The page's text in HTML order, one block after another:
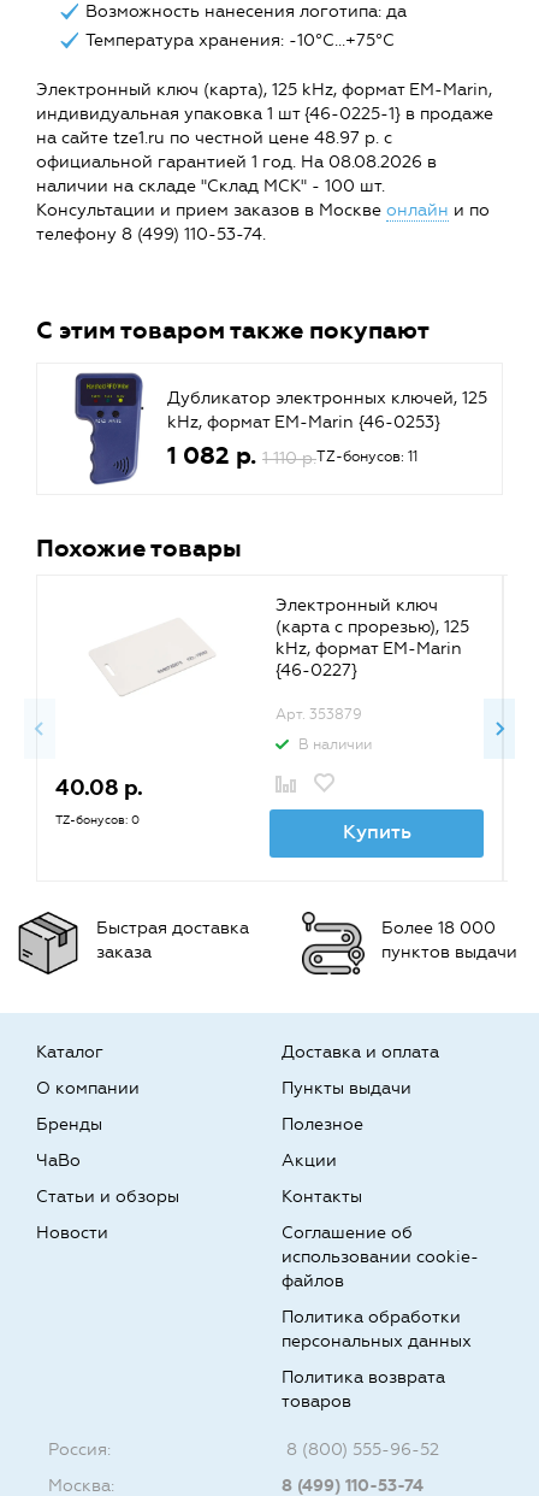
Возможность нанесения логотипа: да
Температура хранения: -10°С…+75°С
Электронный ключ (карта), 125 kHz, формат EM-Marin,
индивидуальная упаковка 1 шт {46-0225-1} в продаже
на сайте tze1.ru по честной цене 48.97 р. с
официальной гарантией 1 год. На 08.08.2026 в
наличии на складе "Склад МСК" - 100 шт.
Консультации и прием заказов в Москве онлайн и по
телефону 8 (499) 110-53-74.
С этим товаром также покупают
Дубликатор электронных ключей, 125
kHz, формат EM-Marin {46-0253}
1 082 р. 1 110 р.TZ-бонусов: 11
Похожие товары
Электронный ключ
(карта с прорезью), 125
kHz, формат EM-Marin
{46-0227}
Арт. 353879
В наличии
40.08 р.
TZ-бонусов: 0 Купить
Быстрая доставка
заказа
Более 18 000
пунктов выдачи
Каталог
О компании
Бренды
Доставка и оплата
Пункты выдачи
Полезное
ЧаВо
Статьи и обзоры
Новости
Акции
Контакты
Соглашение об
использовании cookie-
файлов
Политика обработки
персональных данных
Политика возврата
товаров
Россия:
8 (800) 555-96-52
Москва:
8 (499) 110-53-74